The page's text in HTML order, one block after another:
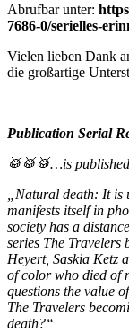
Abrufbar unter:
7686-0/serielles-
Vielen lieben Dank
die großartige
Publication Serial
🥁🥁🥁…is
„Natural death: It
manifests itself in
society has a
series The
Heyert, Saskia Ketz
of color who died of
questions the value
The Travelers
death?“